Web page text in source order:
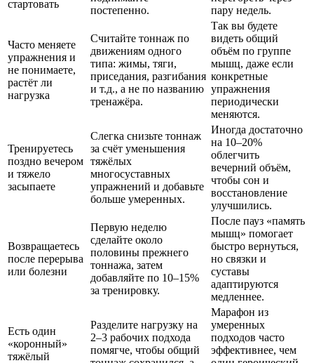
стартовать
постепенно.
пару недель.
Часто меняете
упражнения и
не понимаете,
растёт ли
нагрузка
Считайте тоннаж по
движениям одного
типа: жимы, тяги,
приседания, разгибания
и т.д., а не по названию
тренажёра.
Так вы будете
видеть общий
объём по группе
мышц, даже если
конкретные
упражнения
периодически
меняются.
Тренируетесь
поздно вечером
и тяжело
засыпаете
Слегка снизьте тоннаж
за счёт уменьшения
тяжёлых
многосуставных
упражнений и добавьте
больше умеренных.
Иногда достаточно
на 10–20%
облегчить
вечерний объём,
чтобы сон и
восстановление
улучшились.
Возвращаетесь
после перерыва
или болезни
Первую неделю
сделайте около
половины прежнего
тоннажа, затем
добавляйте по 10–15%
за тренировку.
После пауз «память
мышц» помогает
быстро вернуться,
но связки и
суставы
адаптируются
медленнее.
Есть один
«коронный»
тяжёлый
Разделите нагрузку на
2–3 рабочих подхода
помягче, чтобы общий
Марафон из
умеренных
подходов часто
эффективнее, чем